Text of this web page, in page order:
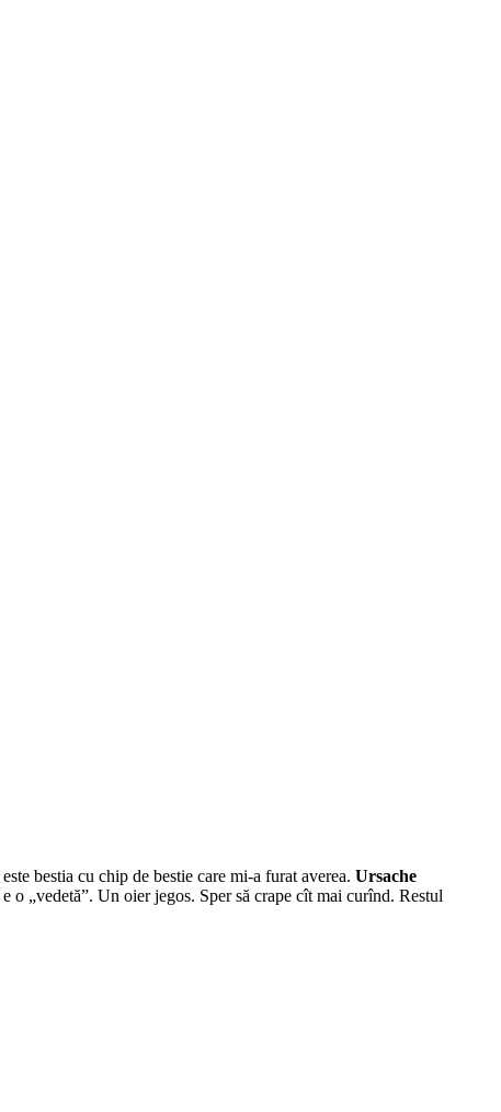
este bestia cu chip de bestie care mi-a furat averea. Ursache
e o „vedetă”. Un oier jegos. Sper să crape cît mai curînd. Restul